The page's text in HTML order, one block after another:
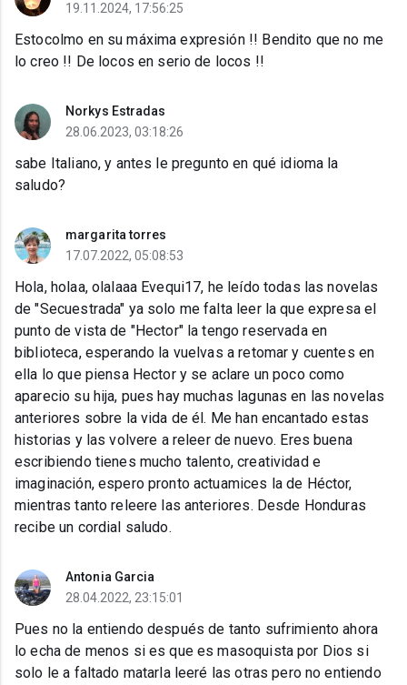
19.11.2024, 17:56:25
Estocolmo en su máxima expresión !! Bendito que no me
lo creo !! De locos en serio de locos !!
Norkys Estradas
28.06.2023, 03:18:26
sabe Italiano, y antes le pregunto en qué idioma la
saludo?
margarita torres
17.07.2022, 05:08:53
Hola, holaa, olalaaa Evequi17, he leído todas las novelas
de "Secuestrada" ya solo me falta leer la que expresa el
punto de vista de "Hector" la tengo reservada en
biblioteca, esperando la vuelvas a retomar y cuentes en
ella lo que piensa Hector y se aclare un poco como
aparecio su hija, pues hay muchas lagunas en las novelas
anteriores sobre la vida de él. Me han encantado estas
historias y las volvere a releer de nuevo. Eres buena
escribiendo tienes mucho talento, creatividad e
imaginación, espero pronto actuamices la de Héctor,
mientras tanto releere las anteriores. Desde Honduras
recibe un cordial saludo.
Antonia Garcia
28.04.2022, 23:15:01
Pues no la entiendo después de tanto sufrimiento ahora
lo echa de menos si es que es masoquista por Dios si
solo le a faltado matarla leeré las otras pero no entiendo